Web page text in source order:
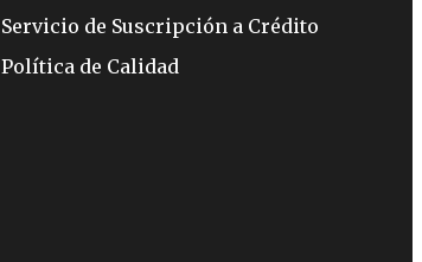
Servicio de Suscripción a Crédito
Política de Calidad